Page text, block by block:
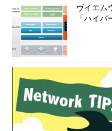
ヴイエム
「ハイ